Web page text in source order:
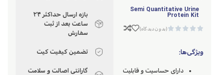
Semi Quantitative Urine
Protein Kit




(بدون دیدگاه)
ویژگی‌ها:
دارای حساسیت و قابلیت
بازه ارسال حداکثر ۲۴
ساعت بعد از ثبت
سفارش
تضمین کیفیت کیت
گارانتی اصالت و سلامت